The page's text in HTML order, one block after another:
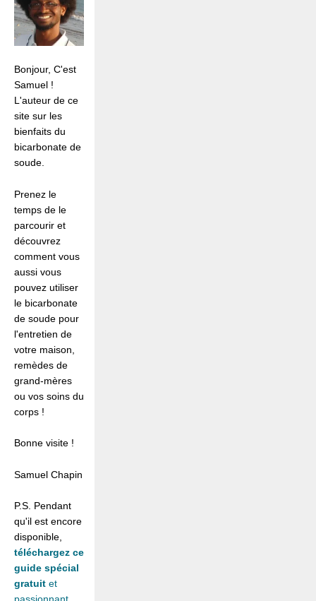
Bonjour, C'est
Samuel !
L'auteur de ce
site sur les
bienfaits du
bicarbonate de
soude.
Prenez le
temps de le
parcourir et
découvrez
comment vous
aussi vous
pouvez utiliser
le bicarbonate
de soude pour
l'entretien de
votre maison,
remèdes de
grand-mères
ou vos soins du
corps !
Bonne visite !
Samuel Chapin
P.S. Pendant
qu'il est encore
disponible,
téléchargez ce
guide spécial
gratuit et